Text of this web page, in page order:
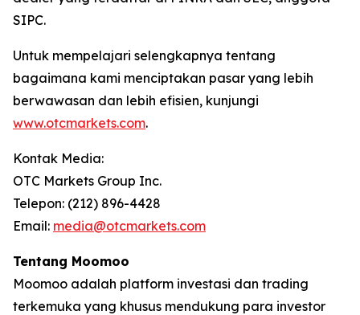
SIPC.
Untuk mempelajari selengkapnya tentang
bagaimana kami menciptakan pasar yang lebih
berwawasan dan lebih efisien, kunjungi
www.otcmarkets.com.
Kontak Media:
OTC Markets Group Inc.
Telepon: (212) 896-4428
Email: media@otcmarkets.com
Tentang Moomoo
Moomoo adalah platform investasi dan trading
terkemuka yang khusus mendukung para investor